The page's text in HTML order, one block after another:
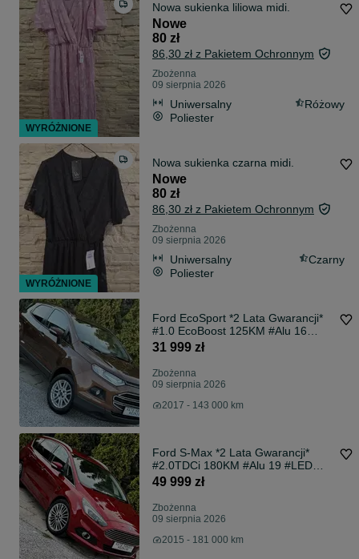
Nowa sukienka liliowa midi.
Nowe
80 zł
86,30 zł z Pakietem Ochronnym
Zbożenna
09 sierpnia 2026
Uniwersalny
Różowy
Poliester
Nowa sukienka czarna midi.
Nowe
80 zł
86,30 zł z Pakietem Ochronnym
Zbożenna
09 sierpnia 2026
Uniwersalny
Czarny
Poliester
Ford EcoSport *2 Lata Gwarancji*
#1.0 EcoBoost 125KM #Alu 16
#AUX #USB #LED #Klima
31 999 zł
Zbożenna
09 sierpnia 2026
2017 - 143 000 km
Ford S-Max *2 Lata Gwarancji*
#2.0TDCi 180KM #Alu 19 #LED
#Navi #PDCx2 #USB #HAK
49 999 zł
Zbożenna
09 sierpnia 2026
2015 - 181 000 km
WYRÓŻNIONE
WYRÓŻNIONE